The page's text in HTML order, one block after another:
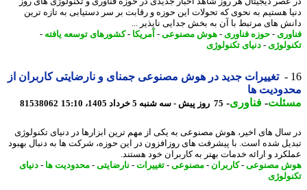
هستیم به نحوی که تحولات این حوزه و رقابت بر سر دستیابی به تازه ترین
های مرتبط با آن به بخش جدایی ناپذیر ...
- حوزه فناوری- هوش مصنوعی-آمریکا- کشورهای توسعه یافته -
-دنیای تکنولوژی
تغییرات جدید در هوش مصنوعی جمنای و نارضایتی کاربران از
ها
-فناوری- 75 روز پیش - سه شنبه 5 خرداد 1405، 15:10 81538062
های اخیر، هوش مصنوعی به یکی از مهم ترین ابزارها در دنیای تکنولوژی
شده است. با پیشرفت های روزافزون در این حوزه، شرکت ها به دنبال بهبود
و ارائه خدمات بهتر به کاربران خود هستند.
مصنوعی-کاربران - مصنوعی-تغییرات- نارضایتی-محدودیت ها- دنیای